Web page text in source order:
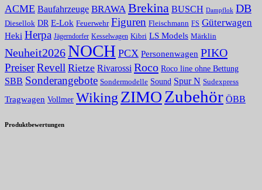
ACME Baufahrzeuge BRAWA Brekina BUSCH Dampflok DB
Diesellok DR E-Lok Feuerwehr Figuren Fleischmann FS Güterwagen
Heki Herpa Jägerndorfer Kesselwagen Kibri LS Models Märklin
Neuheit2026NOCH PCX Personenwagen PIKO
PreiserRevell Rietze Rivarossi Roco Roco line ohne Bettung
SBB Sonderangebote Sondermodelle Sound Spur N Sudexpress
Tragwagen Vollmer Wiking ZIMOZubehör ÖBB
Produktbewertungen